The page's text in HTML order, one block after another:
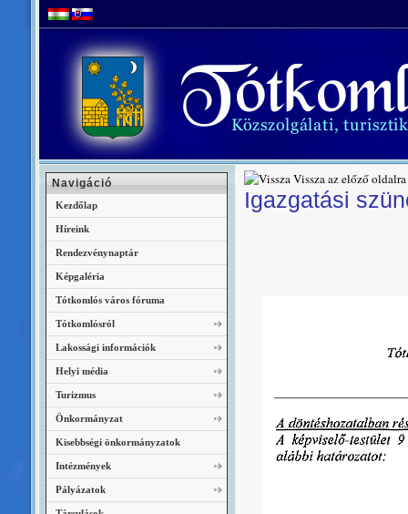
Vissza az előző oldalra
Igazgatási
Navigáció
Kezdőlap
Híreink
Rendezvénynaptár
Képgaléria
Tótkomlós város fóruma
Tótkomlósról
Lakossági információk
Helyi média
Turizmus
Önkormányzat
Kisebbségi önkormányzatok
Intézmények
Pályázatok